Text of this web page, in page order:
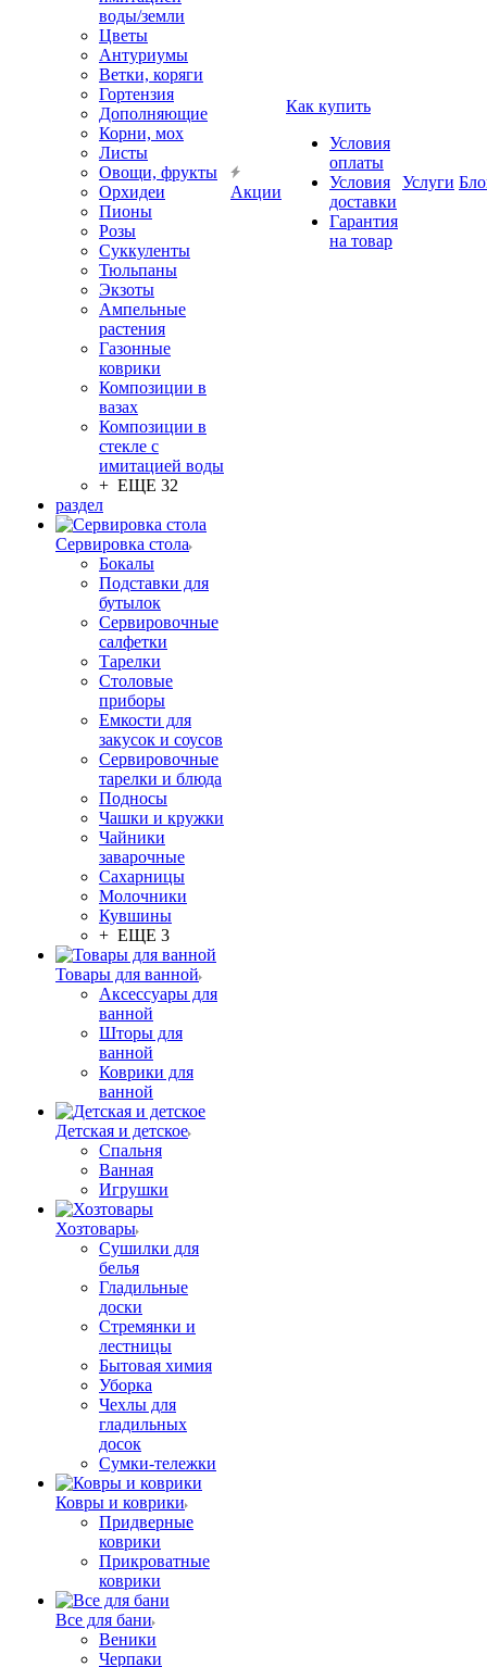
воды/земли
Цветы
Антуриумы
Ветки, коряги
Гортензия
Дополняющие
Корни, мох
Листы
Овощи, фрукты
Орхидеи
Пионы
Розы
Суккуленты
Тюльпаны
Экзоты
Ампельные
растения
Газонные
коврики
Композиции в
вазах
Композиции в
стекле с
имитацией воды
+ ЕЩЕ 32
раздел
Сервировка стола
Бокалы
Подставки для
бутылок
Сервировочные
салфетки
Тарелки
Столовые
приборы
Емкости для
закусок и соусов
Сервировочные
тарелки и блюда
Подносы
Чашки и кружки
Чайники
заварочные
Сахарницы
Молочники
Кувшины
+ ЕЩЕ 3
Товары для ванной
Аксессуары для
ванной
Шторы для
ванной
Коврики для
ванной
Детская и детское
Спальня
Ванная
Игрушки
Хозтовары
Сушилки для
белья
Гладильные
доски
Стремянки и
лестницы
Бытовая химия
Уборка
Чехлы для
гладильных
досок
Сумки-тележки
Ковры и коврики
Придверные
коврики
Прикроватные
коврики
Все для бани
Веники
Черпаки
Акции
Как купить
Условия
оплаты
Условия
доставки
Гарантия
на товар
Услуги